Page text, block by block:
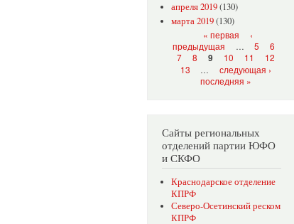
апреля 2019(130)
марта 2019(130)
Страницы« первая
‹
предыдущая
… 5
6
7
8 9 10 11
12
13
…
следующая ›
последняя »
Сайты региональных
отделений партии ЮФО
и СКФО
Краснодарское отделение
КПРФ
Северо-Осетинский реском
КПРФ